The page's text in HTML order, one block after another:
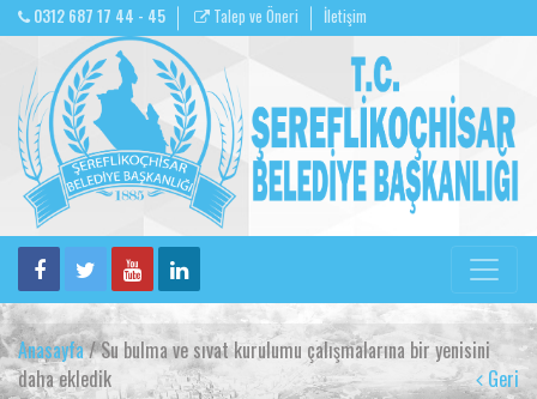
0312 687 17 44 - 45 Talep ve Öneri İletişim
Anasayfa/ Su bulma ve sıvat kurulumu çalışmalarına bir yenisini
daha ekledik
Geri